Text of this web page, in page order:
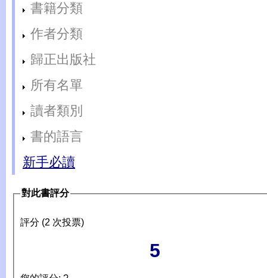
書籍分類
作者分類
歸正出版社
所有名單
讀者類別
書的語言
新手必讀
對此書評分
評分 (2 次投票)
5